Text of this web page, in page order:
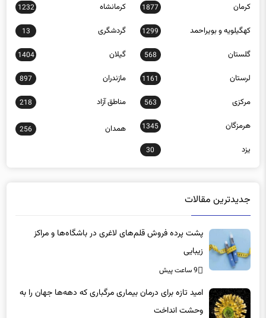
کرمان 1877 کرمانشاه 1232
کهگیلویه و بویراحمد 1299 گردشگری 13
گلستان 568 گیلان 1404
لرستان 1161 مازندران 897
مرکزی 563 مناطق آزاد 218
هرمزگان 1345 همدان 256
یزد 30
جدیدترین مقالات
پشت پرده فروش قلم‌های لاغری در باشگاه‌ها و مراکز
زیبایی
9 ساعت پیش
امید تازه برای درمان بیماری مرگباری که دهه‌ها جهان را به
وحشت انداخت